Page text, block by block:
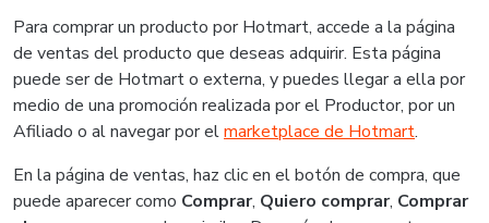
Para comprar un producto por Hotmart, accede a la página
de ventas del producto que deseas adquirir. Esta página
puede ser de Hotmart o externa, y puedes llegar a ella por
medio de una promoción realizada por el Productor, por un
Afiliado o al navegar por elmarketplace de Hotmart.
En la página de ventas, haz clic en el botón de compra, que
puede aparecer como Comprar, Quiero comprar, Comprar